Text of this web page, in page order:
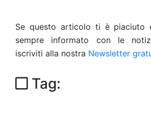
Se questo articolo ti è piaciuto
sempre informato con le
iscriviti alla nostra Newsletter
Tag: